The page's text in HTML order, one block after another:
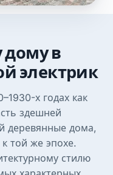
дому в
электрик
х годах как
здешней
деревянные дома,
той же эпохе.
стилю